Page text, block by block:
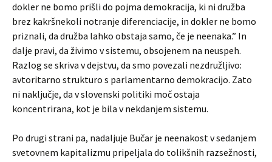
dokler ne bomo prišli do pojma demokracija, ki ni družba
brez kakršnekoli notranje diferenciacije, in dokler ne bomo
priznali, da družba lahko obstaja samo, če je neenaka.” In
dalje pravi, da živimo v sistemu, obsojenem na neuspeh.
Razlog se skriva v dejstvu, da smo povezali nezdružljivo:
avtoritarno strukturo s parlamentarno demokracijo. Zato
ni naključje, da v slovenski politiki moč ostaja
koncentrirana, kot je bila v nekdanjem sistemu.
Po drugi strani pa, nadaljuje Bučar je neenakost v sedanjem
svetovnem kapitalizmu pripeljala do tolikšnih razsežnosti,